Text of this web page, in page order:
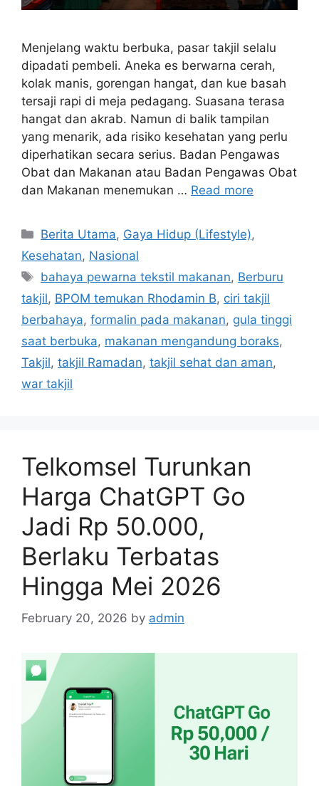
Menjelang waktu berbuka, pasar takjil selalu
dipadati pembeli. Aneka es berwarna cerah,
kolak manis, gorengan hangat, dan kue basah
tersaji rapi di meja pedagang. Suasana terasa
hangat dan akrab. Namun di balik tampilan
yang menarik, ada risiko kesehatan yang perlu
diperhatikan secara serius. Badan Pengawas
Obat dan Makanan atau Badan Pengawas Obat
dan Makanan menemukan … Read more
C
a
e
g
o
r
i
e
s
Berita Utama, Gaya Hidup (Lifestyle),
Kesehatan, Nasional
T
a
g
s
bahaya pewarna tekstil makanan, Berburu
takjil, BPOM temukan Rhodamin B, ciri takjil
berbahaya, formalin pada makanan, gula tinggi
saat berbuka, makanan mengandung boraks,
Takjil, takjil Ramadan, takjil sehat dan aman,
war takjil
Telkomsel Turunkan
Harga ChatGPT Go
Jadi Rp 50.000,
Berlaku Terbatas
Hingga Mei 2026
February 20, 2026 by admin